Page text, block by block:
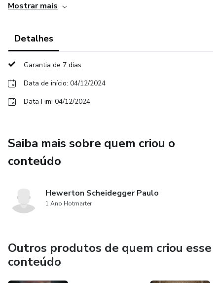
novas oportunidades de negócio.
alinhamento entre áreas-chave pode impulsionar
Transforme sua visão, amplie seus horizontes e conecte-
se com líderes que estão moldando o futuro.
Mostrar mais
Detalhes
Garantia de 7 dias
Data de início: 04/12/2024
Data Fim: 04/12/2024
Saiba mais sobre quem criou o
conteúdo
Hewerton Scheidegger Paulo
1 Ano Hotmarter
Outros produtos de quem criou esse
conteúdo